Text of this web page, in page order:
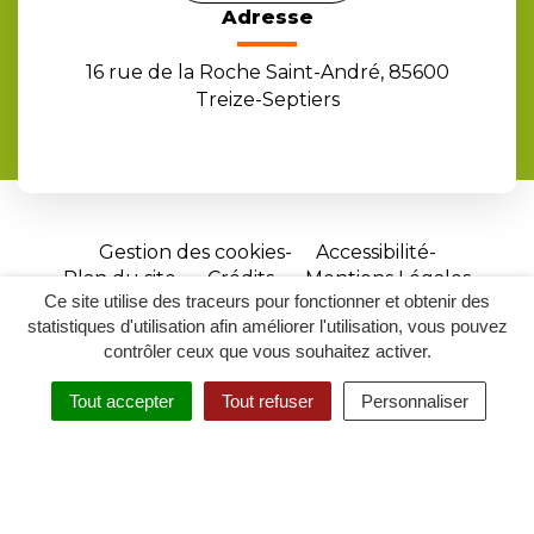
Ce site utilise des traceurs pour fonctionner et obtenir des
statistiques d'utilisation afin améliorer l'utilisation, vous pouvez
contrôler ceux que vous souhaitez activer.
Tout accepter Tout refuser Personnaliser
RECHERCHER
ACCESSIBILITÉ
Adresse
16 rue de la Roche Saint-André, 85600
Treize-Septiers
Gestion des cookies
Accessibilité
Plan du site
Crédits
Mentions Légales
Site
réalisé
par
Inovagora